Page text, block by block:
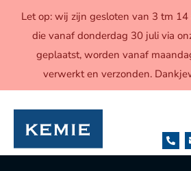
Let op: wij zijn gesloten van 3 tm
die vanaf donderdag 30 juli via
geplaatst, worden vanaf
verwerkt en verzonden.